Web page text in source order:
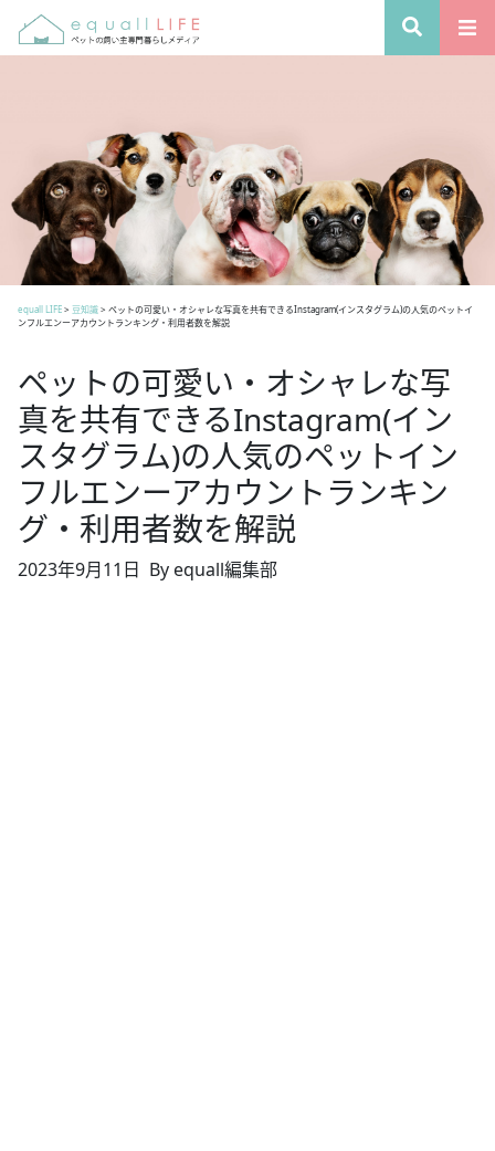
equall LIFE> 豆知識> ペットの可愛い・オシャレな写真を共有できるInstagram(インスタグラム)の人気のペットイ
ンフルエンーアカウントランキング・利用者数を解説
ペットの可愛い・オシャレな写
真を共有できるInstagram(イン
スタグラム)の人気のペットイン
フルエンーアカウントランキン
グ・利用者数を解説
2023年9月11日 By equall編集部